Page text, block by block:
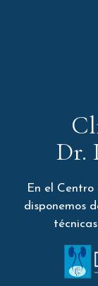
Dr.
En el Centro
disponemos